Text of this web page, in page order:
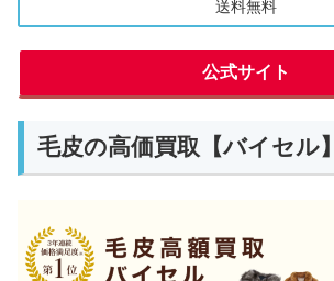
送料無料
公式サイト
毛皮の高価買取【バイセル】